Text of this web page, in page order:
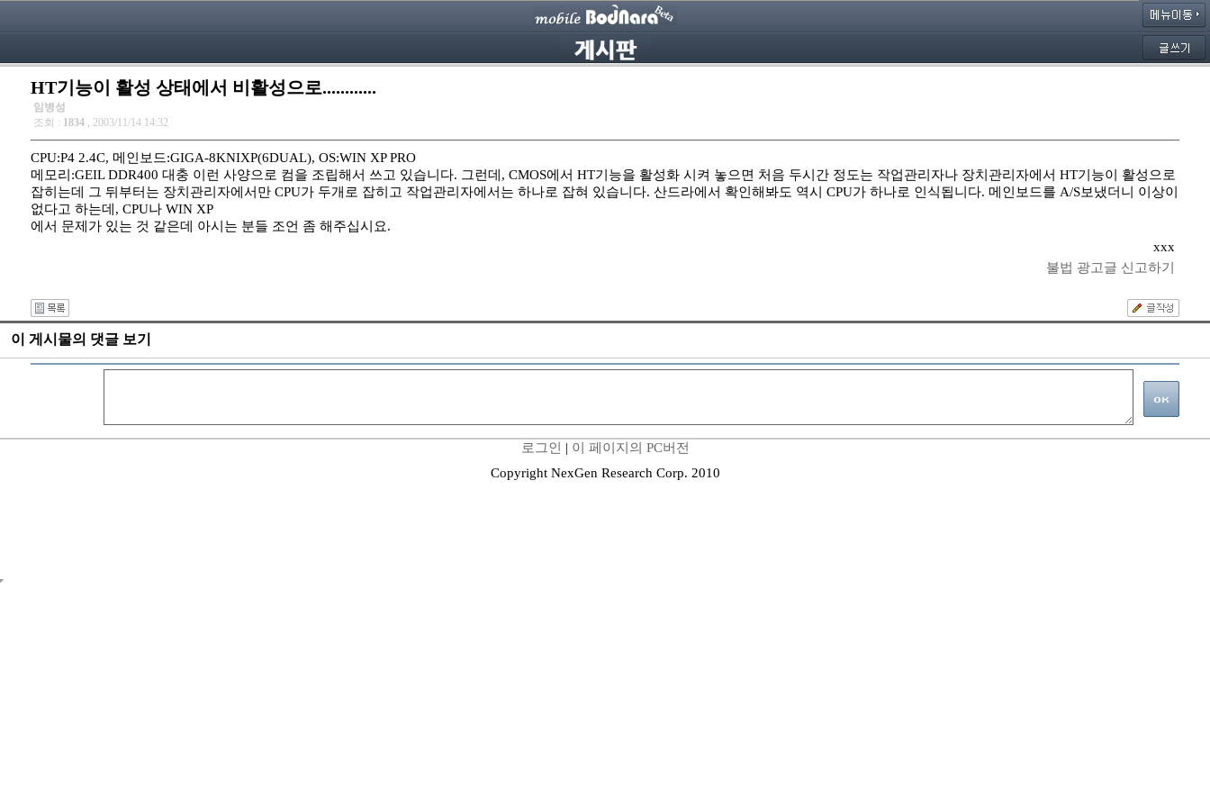
HT기능이 활성 상태에서 비활성으로............
임병성
조회 : 1834 , 2003/11/14 14:32
CPU:P4 2.4C, 메인보드:GIGA-8KNIXP(6DUAL), OS:WIN XP PRO
메모리:GEIL DDR400 대충 이런 사양으로 컴을 조립해서 쓰고 있습니다. 그런데, CMOS에서 HT기능을 활성화 시켜 놓으면 처음 두시간 정도는 작업관리자나 장치관리자에서 HT기능이 활성으로
잡히는데 그 뒤부터는 장치관리자에서만 CPU가 두개로 잡히고 작업관리자에서는 하나로 잡혀 있습니다. 산드라에서 확인해봐도 역시 CPU가 하나로 인식됩니다. 메인보드를 A/S보냈더니 이상이
없다고 하는데, CPU나 WIN XP
에서 문제가 있는 것 같은데 아시는 분들 조언 좀 해주십시요.
xxx
불법 광고글 신고하기
이 게시물의 댓글 보기
로그인 | 이 페이지의 PC버전
Copyright NexGen Research Corp. 2010